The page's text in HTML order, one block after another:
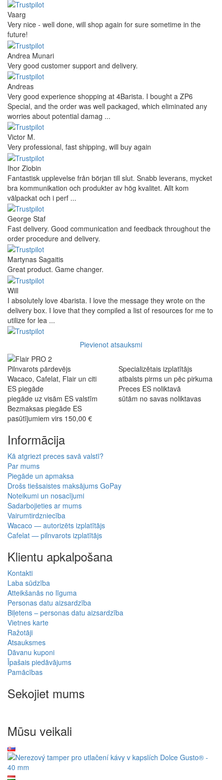
Vaarg
Very nice - well done, will shop again for sure sometime in the
future!
Andrea Munari
Very good customer support and delivery.
Andreas
Very good experience shopping at 4Barista. I bought a ZP6
Special, and the order was well packaged, which eliminated any
worries about potential damag ...
Victor M.
Very professional, fast shipping, will buy again
Ihor Zlobin
Fantastisk upplevelse från början till slut. Snabb leverans, mycket
bra kommunikation och produkter av hög kvalitet. Allt kom
välpackat och i perf ...
George Staf
Fast delivery. Good communication and feedback throughout the
order procedure and delivery.
Martynas Sagaitis
Great product. Game changer.
Will
I absolutely love 4barista. I love the message they wrote on the
delivery box. I love that they compiled a list of resources for me to
utilize for lea ...
Pievienot atsauksmi
Pilnvarots pārdevējs
Wacaco, Cafelat, Flair un citi
Specializētais izplatītājs
atbalsts pirms un pēc pirkuma
ES piegāde
piegāde uz visām ES valstīm
Preces ES noliktavā
sūtām no savas noliktavas
Bezmaksas piegāde ES
pasūtījumiem virs 150,00 €
Informācija
Kā atgriezt preces savā valstī?
Par mums
Piegāde un apmaksa
Drošs tiešsaistes maksājums GoPay
Noteikumi un nosacījumi
Sadarbojieties ar mums
Vairumtirdzniecība
Wacaco — autorizēts izplatītājs
Cafelat — pilnvarots izplatītājs
Klientu apkalpošana
Kontakti
Laba sūdzība
Atteikšanās no līguma
Personas datu aizsardzība
Biļetens – personas datu aizsardzība
Vietnes karte
Ražotāji
Atsauksmes
Dāvanu kuponi
Īpašais piedāvājums
Pamācības
Sekojiet mums
Mūsu veikali